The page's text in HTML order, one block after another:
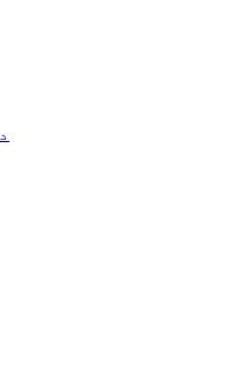
د 86-18000574863 معرفي کول